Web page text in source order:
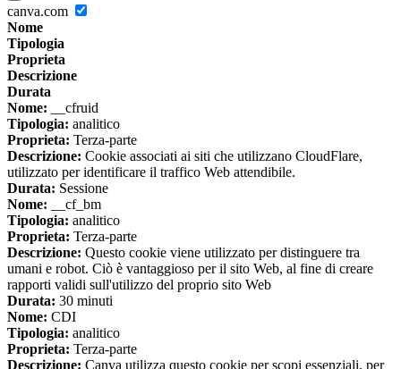
canva.com
Nome
Tipologia
Proprieta
Descrizione
Durata
Nome: __cfruid
Tipologia: analitico
Proprieta: Terza-parte
Descrizione: Cookie associati ai siti che utilizzano CloudFlare,
utilizzato per identificare il traffico Web attendibile.
Durata: Sessione
Nome: __cf_bm
Tipologia: analitico
Proprieta: Terza-parte
Descrizione: Questo cookie viene utilizzato per distinguere tra
umani e robot. Ciò è vantaggioso per il sito Web, al fine di creare
rapporti validi sull'utilizzo del proprio sito Web
Durata: 30 minuti
Nome: CDI
Tipologia: analitico
Proprieta: Terza-parte
Descrizione: Canva utilizza questo cookie per scopi essenziali, per